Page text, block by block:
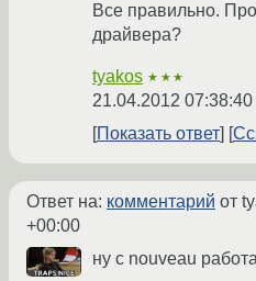
Все правильно.
драйвера?
tyakos ★★★
21.04.2012
Показать ответ
Ответ на: комментарий от
+00:00
ну с nouveau